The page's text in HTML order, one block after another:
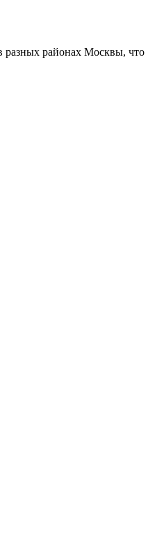
разных районах Москвы, что